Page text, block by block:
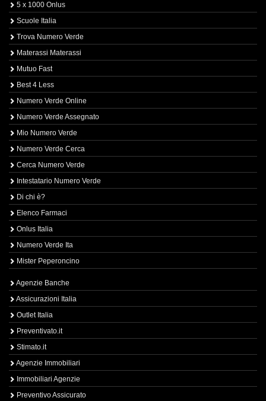
5 x 1000 Onlus
Scuole Italia
Trova Numero Verde
Materassi Materassi
Mutuo Fast
Best 4 Less
Numero Verde Online
Numero Verde Assegnato
Mio Numero Verde
Numero Verde Cerca
Cerca Numero Verde
Intestatario Numero Verde
Di chi è?
Elenco Farmaci
Onlus Italia
Numero Verde Ita
Mister Peperoncino
Agenzie Banche
Assicurazioni Italia
Outlet Italia
Preventivato.it
Stimato.it
Agenzie Immobiliari
Immobiliari Agenzie
Preventivo Assicurato